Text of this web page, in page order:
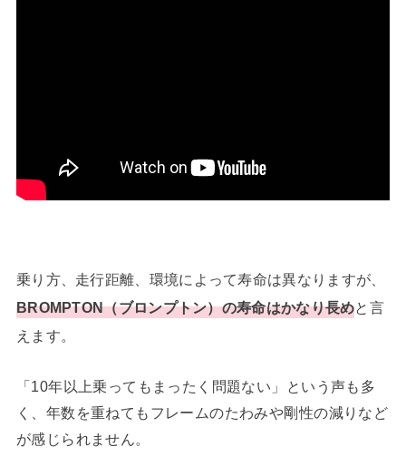
乗り方、走行距離、環境によって寿命は異なりますが、
BROMPTON（ブロンプトン）の寿命はかなり長めと言
えます。
「10年以上乗ってもまったく問題ない」という声も多
く、年数を重ねてもフレームのたわみや剛性の減りなど
が感じられません。